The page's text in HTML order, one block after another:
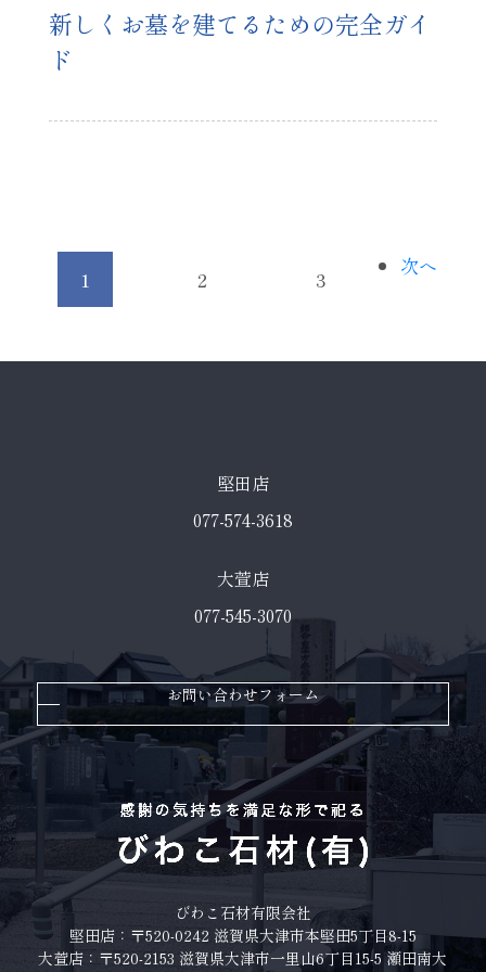
新しくお墓を建てるための完全ガイ
ド
1 2 3
次へ
堅田店
077-574-3618
大萱店
077-545-3070
お問い合わせフォーム
びわこ石材有限会社
堅田店：〒520-0242 滋賀県大津市本堅田5丁目8-15
大萱店：〒520-2153 滋賀県大津市一里山6丁目15-5 瀬田南大